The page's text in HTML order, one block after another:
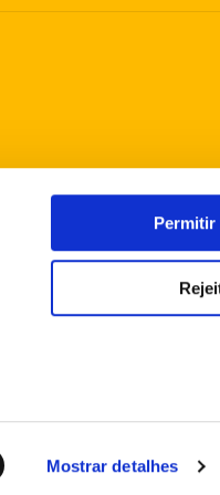
Mostrar detalhes
Permitir
GERAIS DE VENDA